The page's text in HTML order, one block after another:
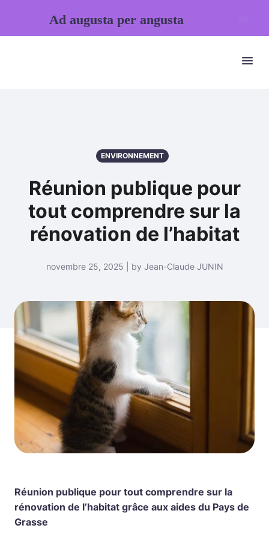
ENVIRONNEMENT
Réunion publique pour
tout comprendre sur la
rénovation de l’habitat
novembre 25, 2025 | by Jean-Claude JUNIN
Réunion publique pour tout comprendre sur la
rénovation de l’habitat grâce aux aides du Pays de
Grasse
Ad augusta per angusta